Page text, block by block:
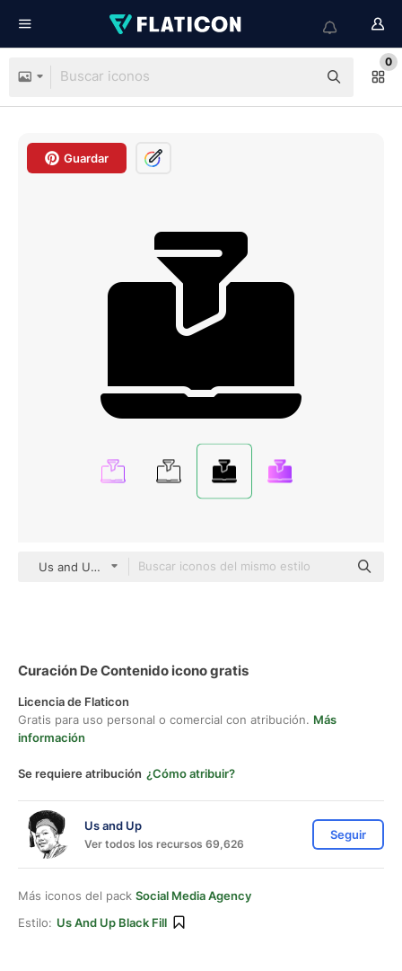
0
Guardar
Us and Up black fill
Curación De Contenido icono gratis
Licencia de Flaticon
Gratis para uso personal o comercial con atribución. Más
información
Se requiere atribución ¿Cómo atribuir?
Us and Up
Ver todos los recursos 69,626
Seguir
Más iconos del pack Social Media Agency
Estilo: Us And Up Black Fill